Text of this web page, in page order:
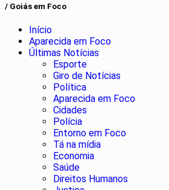
/ Goiás em Foco
Início
Aparecida em Foco
Últimas Notícias
Esporte
Giro de Notícias
Política
Aparecida em Foco
Cidades
Polícia
Entorno em Foco
Tá na mídia
Economia
Saúde
Direitos Humanos